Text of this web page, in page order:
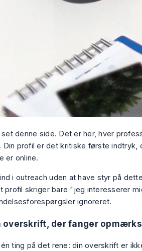
set denne side. Det er her, hver
Din profil er det kritiske første
er online.
i outreach uden at have styr på
profil skriger bare "jeg interesserer
ignoreret.
overskrift, der fanger
ting på det rene: din overskrift er